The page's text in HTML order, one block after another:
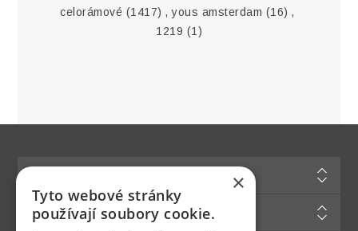
celorámové (1417) , yous amsterdam (16) ,
1219 (1)
Zákaznická podpora
×
Tyto webové stránky
používají soubory cookie.